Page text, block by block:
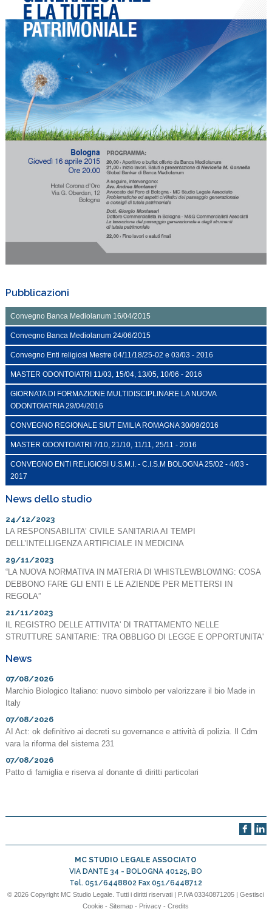
Pubblicazioni
Convegno Banca Mediolanum 16/04/2015
Convegno Banca Mediolanum 24/06/2015
Convegno Enti religiosi Mestre 04/11/18/25-02 e 03/03 - 2016
MASTER ODONTOIATRI 11/03, 15/04, 13/05, 10/06 - 2016
GIORNATA DI FORMAZIONE MULTIDISCIPLINARE LA NUOVA
ODONTOIATRIA 29/04/2016
CONVEGNO REGIONALE SIUT EMILIA ROMAGNA 30/09/2016
MASTER ODONTOIATRI 7/10, 21/10, 11/11, 25/11 - 2016
CONVEGNO ENTI RELIGIOSI U.S.M.I. - C.I.S.M BOLOGNA 25/02 - 4/03 -
2017
News dello studio
24/12/2023
LA RESPONSABILITA’ CIVILE SANITARIA AI TEMPI
DELL’INTELLIGENZA ARTIFICIALE IN MEDICINA
29/11/2023
“LA NUOVA NORMATIVA IN MATERIA DI WHISTLEWBLOWING: COSA
DEBBONO FARE GLI ENTI E LE AZIENDE PER METTERSI IN
REGOLA”
21/11/2023
IL REGISTRO DELLE ATTIVITA' DI TRATTAMENTO NELLE
STRUTTURE SANITARIE: TRA OBBLIGO DI LEGGE E OPPORTUNITA'
News
07/08/2026
Marchio Biologico Italiano: nuovo simbolo per valorizzare il bio Made in
Italy
07/08/2026
AI Act: ok definitivo ai decreti su governance e attività di polizia. Il Cdm
vara la riforma del sistema 231
07/08/2026
Patto di famiglia e riserva al donante di diritti particolari
MC STUDIO LEGALE ASSOCIATO
VIA DANTE 34 - BOLOGNA 40125, BO
Tel.051/6448802 Fax051/6448712
© 2026 Copyright MC Studio Legale. Tutti i diritti riservati | P.IVA 03340871205 |Gestisci
Cookie -Sitemap - Privacy -Credits